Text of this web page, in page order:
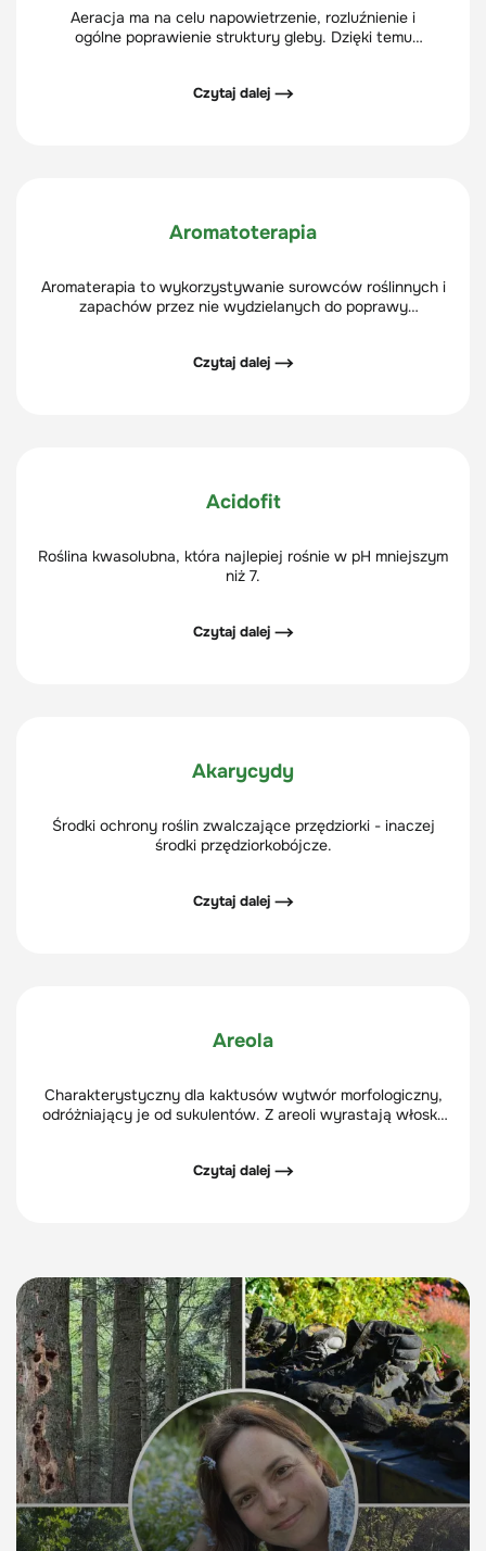
Aeracja ma na celu napowietrzenie, rozluźnienie i
ogólne poprawienie struktury gleby. Dzięki temu
do korzeni. Zwiększają się też przez to możliwości
Czytaj dalej ⟶
Aromatoterapia
Aromaterapia to wykorzystywanie surowców roślinnych i
zapachów przez nie wydzielanych do poprawy
Czytaj dalej ⟶
Acidofit
Roślina kwasolubna, która najlepiej rośnie w pH mniejszym
niż 7.
Czytaj dalej ⟶
Akarycydy
Środki ochrony roślin zwalczające przędziorki - inaczej
środki przędziorkobójcze.
Czytaj dalej ⟶
Areola
Charakterystyczny dla kaktusów wytwór morfologiczny,
odróżniający je od sukulentów. Z areoli wyrastają włoski,
Czytaj dalej ⟶